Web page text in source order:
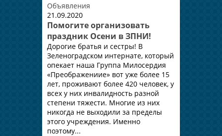
Объявления
21.09.2020
Помогите организовать
праздник Осени в ЗПНИ!
Дорогие братья и сестры! В
Зеленоградском интернате, который
опекает наша Группа Милосердия
«Преображениие» вот уже более 15
лет, проживают более 420 человек, у
всех у них инвалидность разной
степени тяжести. Многие из них
никогда не выходили за пределы
этого учреждения. Именно
поэтому...